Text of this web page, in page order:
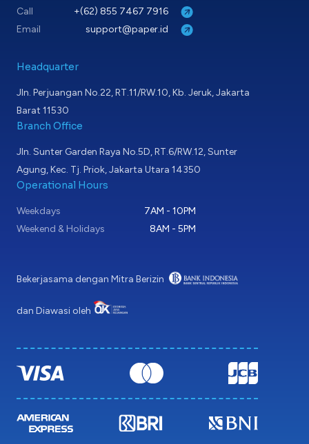
Call
+(62) 855 7467 7916
Email
support@paper.id
Headquarter
Jln. Perjuangan No.22, RT.11/RW.10, Kb. Jeruk, Jakarta
Barat 11530
Branch Office
Jln. Sunter Garden Raya No.5D, RT.6/RW.12, Sunter
Agung, Kec. Tj. Priok, Jakarta Utara 14350
Operational Hours
Weekdays
7AM - 10PM
Weekend & Holidays
8AM - 5PM
Bekerjasama dengan Mitra Berizin
dan Diawasi oleh